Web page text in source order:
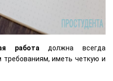
работа должна всегда
требованиям, иметь четкую и